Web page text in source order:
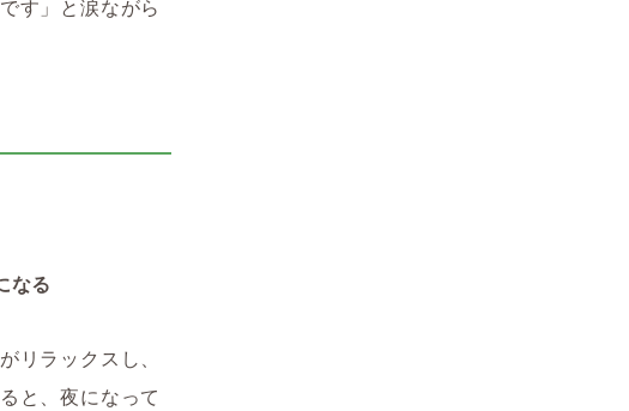
す」と涙ながら
なる
リラックスし、
と、夜になって